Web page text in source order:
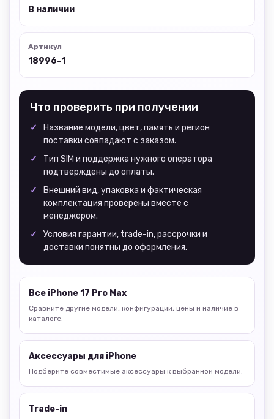
В наличии
Артикул
18996-1
Что проверить при получении
Название модели, цвет, память и регион
поставки совпадают с заказом.
Тип SIM и поддержка нужного оператора
подтверждены до оплаты.
Внешний вид, упаковка и фактическая
комплектация проверены вместе с
менеджером.
Условия гарантии, trade-in, рассрочки и
доставки понятны до оформления.
Все iPhone 17 Pro Max
Сравните другие модели, конфигурации, цены и наличие в
каталоге.
Аксессуары для iPhone
Подберите совместимые аксессуары к выбранной модели.
Trade-in